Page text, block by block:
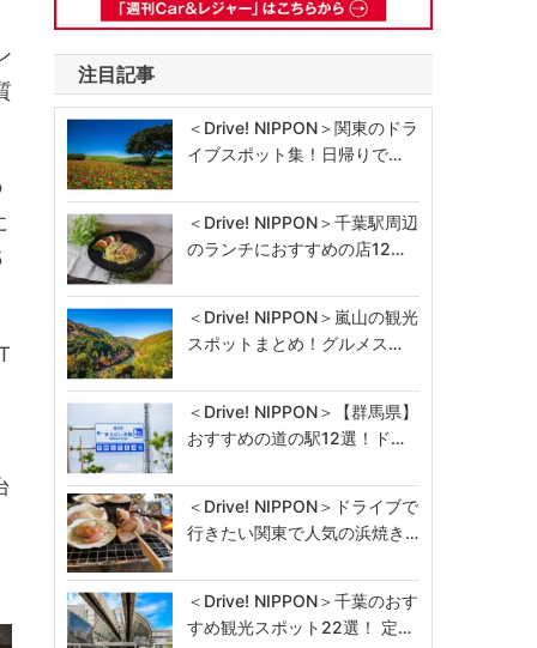
注目記事
＜Drive! NIPPON＞関東のドラ
イブスポット集！日帰りで…
＜Drive! NIPPON＞千葉駅周辺
のランチにおすすめの店12…
＜Drive! NIPPON＞嵐山の観光
スポットまとめ！グルメス…
＜Drive! NIPPON＞【群馬県】
おすすめの道の駅12選！ド…
＜Drive! NIPPON＞ドライブで
行きたい関東で人気の浜焼き…
＜Drive! NIPPON＞千葉のおす
すめ観光スポット22選！ 定…